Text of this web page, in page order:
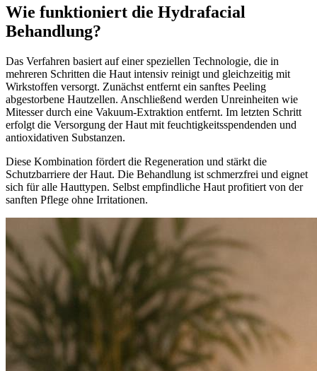
Wie funktioniert die Hydrafacial
Behandlung?
Das Verfahren basiert auf einer speziellen Technologie, die in
mehreren Schritten die Haut intensiv reinigt und gleichzeitig mit
Wirkstoffen versorgt. Zunächst entfernt ein sanftes Peeling
abgestorbene Hautzellen. Anschließend werden Unreinheiten wie
Mitesser durch eine Vakuum-Extraktion entfernt. Im letzten Schritt
erfolgt die Versorgung der Haut mit feuchtigkeitsspendenden und
antioxidativen Substanzen.
Diese Kombination fördert die Regeneration und stärkt die
Schutzbarriere der Haut. Die Behandlung ist schmerzfrei und eignet
sich für alle Hauttypen. Selbst empfindliche Haut profitiert von der
sanften Pflege ohne Irritationen.